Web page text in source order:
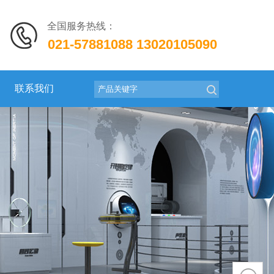
021-57881088 13020105090
全国服务热线：
联系我们